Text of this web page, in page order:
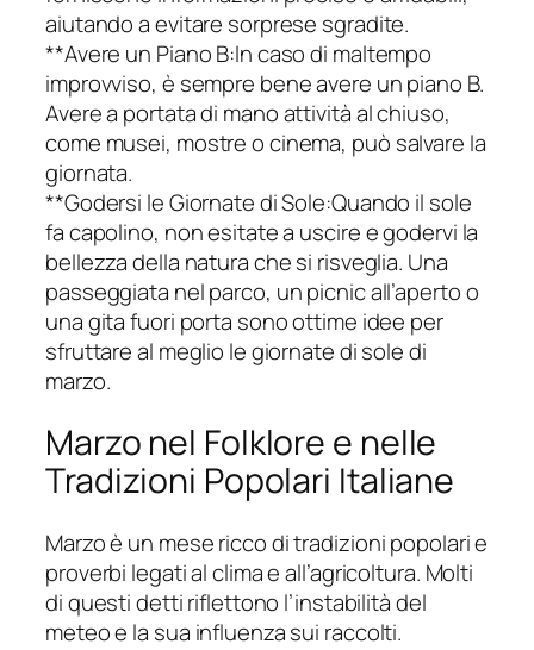
aiutando a evitare sorprese sgradite.
**Avere un Piano B:In caso di maltempo
improvviso, è sempre bene avere un piano B.
Avere a portata di mano attività al chiuso,
come musei, mostre o cinema, può salvare la
giornata.
**Godersi le Giornate di Sole:Quando il sole
fa capolino, non esitate a uscire e godervi la
bellezza della natura che si risveglia. Una
passeggiata nel parco, un picnic all’aperto o
una gita fuori porta sono ottime idee per
sfruttare al meglio le giornate di sole di
marzo.
Marzo nel Folklore e nelle
Tradizioni Popolari Italiane
Marzo è un mese ricco di tradizioni popolari e
proverbi legati al clima e all’agricoltura. Molti
di questi detti riflettono l’instabilità del
meteo e la sua influenza sui raccolti.